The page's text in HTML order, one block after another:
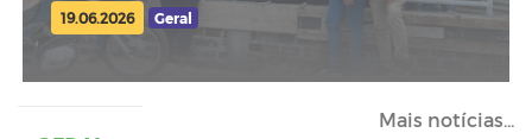
19.06.2026 Geral
Mais notícias...